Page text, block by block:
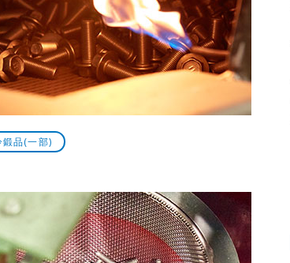
鍛品(一部)